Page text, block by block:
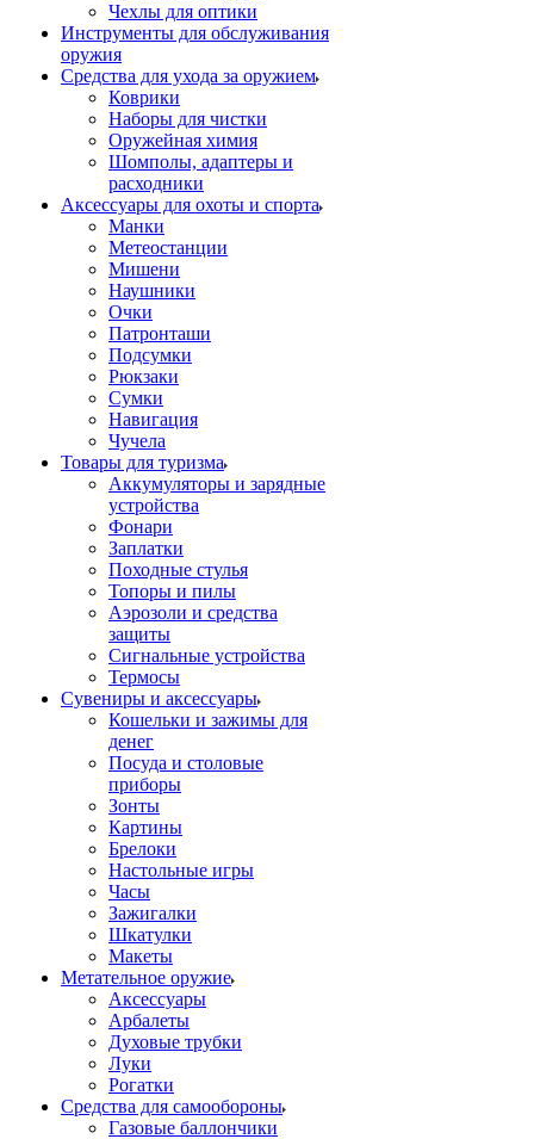
Чехлы для оптики
Инструменты для обслуживания
оружия
Средства для ухода за оружием
Коврики
Наборы для чистки
Оружейная химия
Шомполы, адаптеры и
расходники
Аксессуары для охоты и спорта
Манки
Метеостанции
Мишени
Наушники
Очки
Патронташи
Подсумки
Рюкзаки
Сумки
Навигация
Чучела
Товары для туризма
Аккумуляторы и зарядные
устройства
Фонари
Заплатки
Походные стулья
Топоры и пилы
Аэрозоли и средства
защиты
Сигнальные устройства
Термосы
Сувениры и аксессуары
Кошельки и зажимы для
денег
Посуда и столовые
приборы
Зонты
Картины
Брелоки
Настольные игры
Часы
Зажигалки
Шкатулки
Макеты
Метательное оружие
Аксессуары
Арбалеты
Духовые трубки
Луки
Рогатки
Средства для самообороны
Газовые баллончики